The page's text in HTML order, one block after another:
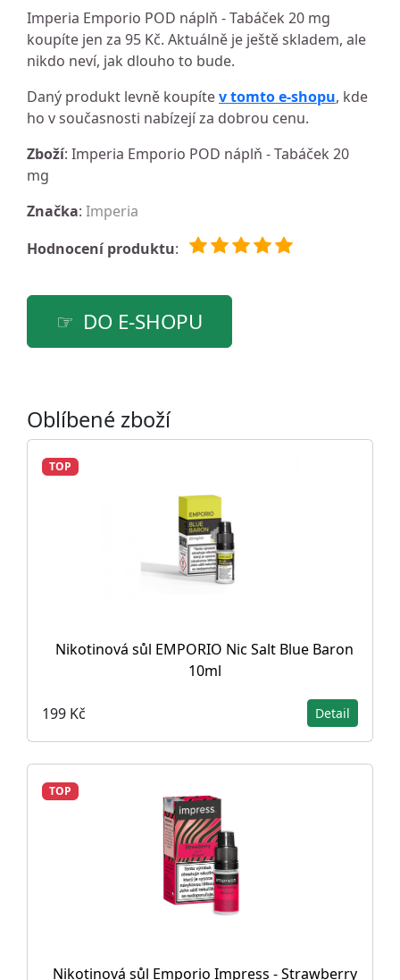
Imperia Emporio POD náplň - Tabáček 20 mg
koupíte jen za 95 Kč. Aktuálně je ještě skladem, ale
nikdo neví, jak dlouho to bude.
Daný produkt levně koupítev tomto e-shopu, kde
ho v současnosti nabízejí za dobrou cenu.
Zboží: Imperia Emporio POD náplň - Tabáček 20
mg
Značka: Imperia
Hodnocení produktu:
DO E-SHOPU
Oblíbené zboží
TOP
Nikotinová sůl EMPORIO Nic Salt Blue Baron
10ml
199 Kč Detail
TOP
Nikotinová sůl Emporio Impress - Strawberry